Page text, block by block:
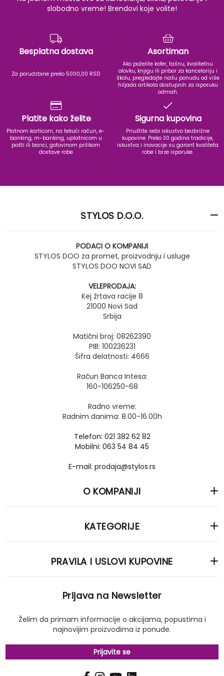
slobodno vreme! Brendovi koje volite!
Besplatna dostava
Za porudzbine preko 5000,00 RSD
Asortiman
Ako poželite kofer, tašnu, kvalitetnu
olovku, knjigu ili pribor za kancelariju i
školu, pregledajte našu ponudu od više
hiljada artikala dostupnih za isporuku
odmah.
Platite kako želite
Platnom karticom, na tekući račun, e-
banking, m-banking, uplatnicom u
pošti ili banci, gotovinom prilikom
dostave robe
Sigurna kupovina
Priuštite sebi iskustvo bezbrižne
kupovine. Preko 30 godina tradicije,
iskustva i inovacije su garant kvaliteta
robe i brze isporuke.
STYLOS D.O.O.
PODACI O KOMPANIJI
STYLOS DOO za promet, proizvodnju i usluge
STYLOS DOO NOVI SAD
VELEPRODAJA:
Kej žrtava racije 8
21000 Novi Sad
Srbija
Matični broj: 08262390
PIB: 100236231
Šifra delatnosti: 4666
Račun Banca Intesa:
160-106250-68
Radno vreme:
Radnim danima: 8.00-16.00h
Telefon: 021 382 62 82
Mobilni: 063 54 84 45
E-mail: prodaja@stylos.rs
O KOMPANIJI
KATEGORIJE
PRAVILA I USLOVI KUPOVINE
Prijava na Newsletter
Želim da primam informacije o akcijama, popustima i
najnovijim proizvodima iz ponude.
Prijavite se